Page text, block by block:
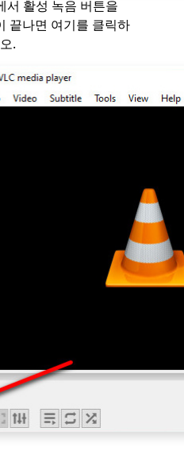
서 활성 녹음 버튼을
끝나면 여기를 클릭하
.